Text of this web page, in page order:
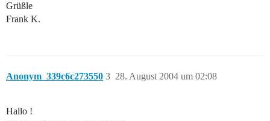
Grüßle
Frank K.
Anonym_339c6c273550 28. August 2004 um 02:08
3
Hallo !